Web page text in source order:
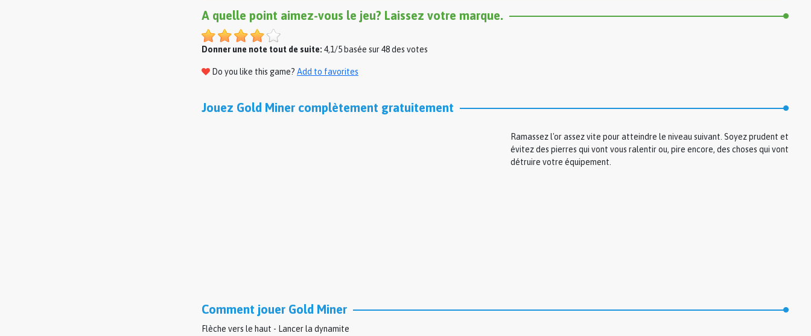
A quelle point aimez-vous le jeu? Laissez votre marque.
Donner une note tout de suite: 4,1/5 basée sur 48 des votes
Do you like this game? Add to favorites
Jouez Gold Miner complètement gratuitement
Ramassez l'or assez vite pour atteindre le niveau suivant. Soyez prudent et
évitez des pierres qui vont vous ralentir ou, pire encore, des choses qui vont
détruire votre équipement.
Comment jouer Gold Miner
Flèche vers le haut - Lancer la dynamite